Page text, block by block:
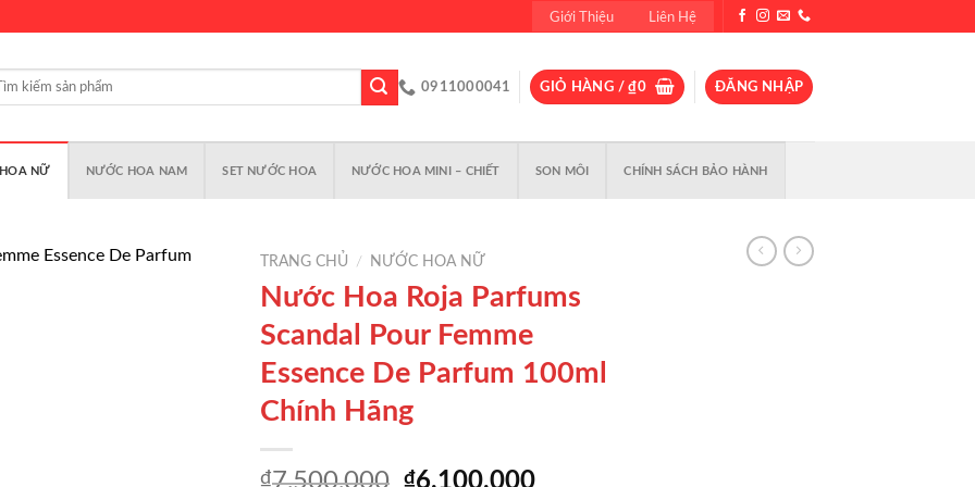
Giới Thiệu Liên Hệ
0911000041 GIỎ HÀNG /₫0 ĐĂNG NHẬP
NỮ NƯỚC HOA NAM SET NƯỚC HOA NƯỚC HOA MINI – CHIẾT SON MÔI CHÍNH SÁCH BẢO HÀNH
TRANG CHỦ / NƯỚC HOA NỮ
Nước Hoa Roja Parfums
Scandal Pour Femme
Essence De Parfum 100ml
Chính Hãng
₫7,500,000 Giá
₫6,100,000Giá